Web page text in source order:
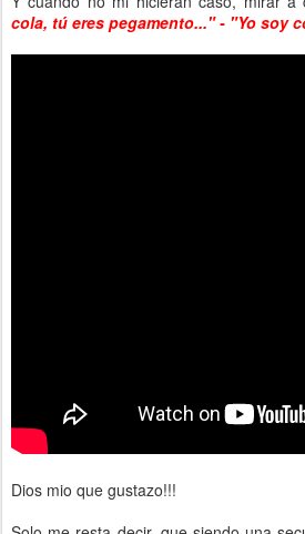
cola, tú eres pegamento..." - "Yo soy
Dios mio que gustazo!!!